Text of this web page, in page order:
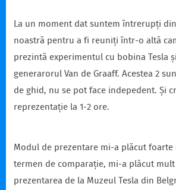
La un moment dat suntem întrerupți
noastră pentru a fi reuniți într-o altă
prezintă experimentul cu bobina Tesla
generarorul Van de Graaff. Acestea 2
de ghid, nu se pot face indepedent. Și
reprezentație la 1-2 ore.
Modul de prezentare mi-a plăcut foarte
termen de comparație, mi-a plăcut
prezentarea de la Muzeul Tesla din